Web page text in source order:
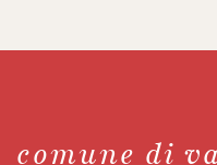
comune di